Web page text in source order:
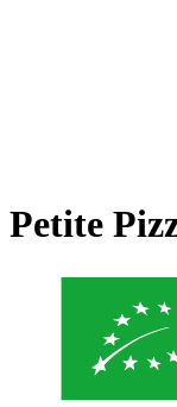
Petite